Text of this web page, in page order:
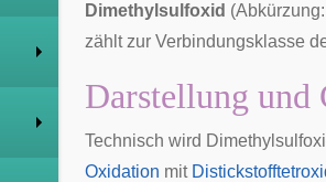
Dimethylsulfoxid
zählt zur Verbindungsklasse
Darstellung und
Technisch wird
Oxidation mit